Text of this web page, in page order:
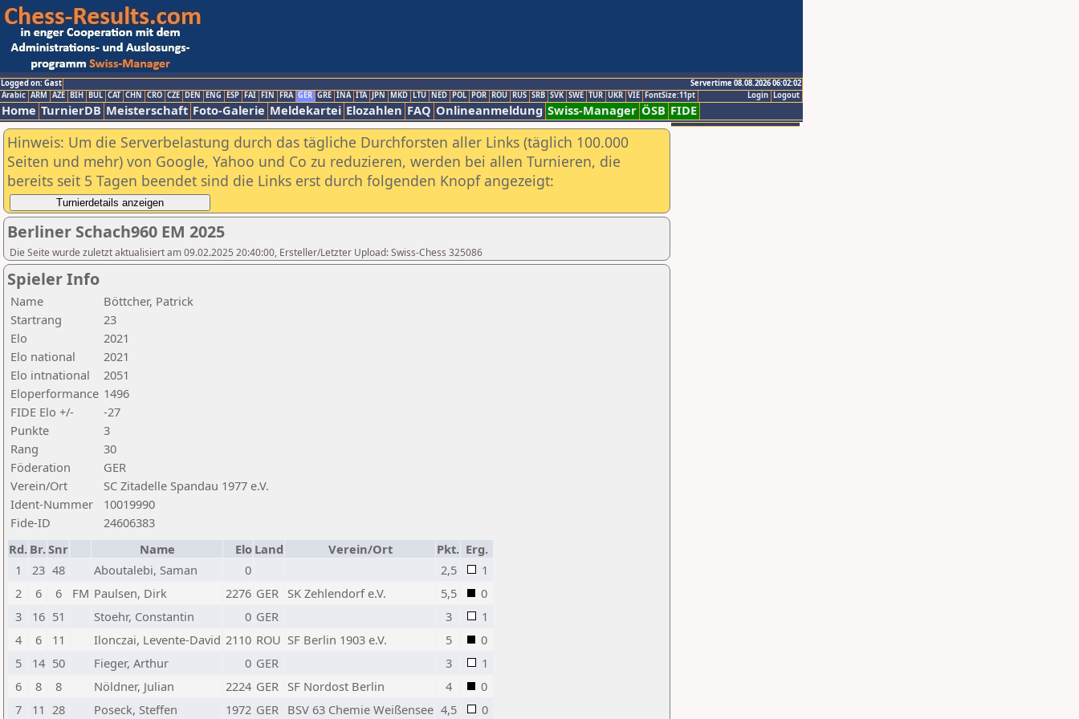
Logged on: Gast
Servertime 08.08.2026 06:02:02
Logout
Login
Arabic ARM AZE BIH BUL CAT CHN CRO CZE DEN ENG ESP FAI FIN FRA GER GRE INA ITA JPN MKD LTU NED POL POR ROU RUS SRB SVK SWE TUR UKR VIE FontSize:11pt
Home TurnierDB Meisterschaft Foto-Galerie Meldekartei Elozahlen FAQ Onlineanmeldung Swiss-Manager ÖSB FIDE
Hinweis: Um die Serverbelastung durch das tägliche Durchforsten aller Links (täglich 100.000
Seiten und mehr) von Google, Yahoo und Co zu reduzieren, werden bei allen Turnieren, die
bereits seit 5 Tagen beendet sind die Links erst durch folgenden Knopf angezeigt:
Berliner Schach960 EM 2025
Die Seite wurde zuletzt aktualisiert am 09.02.2025 20:40:00, Ersteller/Letzter Upload: Swiss-Chess 325086
Spieler Info
Name
Böttcher, Patrick
Startrang
23
Elo
2021
Elo national
2021
Elo intnational
2051
Eloperformance 1496
FIDE Elo +/-
-27
Punkte
3
Rang
30
Föderation
GER
Verein/Ort
SC Zitadelle Spandau 1977 e.V.
Ident-Nummer
10019990
Fide-ID
24606383
Rd. Br.Snr Name Elo Land Verein/Ort Pkt. Erg.
1
23 48 Aboutalebi, Saman 0 2,5
1
2
6 6 FM Paulsen, Dirk 2276 GER SK Zehlendorf e.V. 5,5
0
3
16 51 Stoehr, Constantin 0 GER 3
1
4
6 11 Ilonczai, Levente-David 2110 ROU SF Berlin 1903 e.V. 5
0
5
14 50 Fieger, Arthur 0 GER 3
1
6
8 8 Nöldner, Julian 2224 GER SF Nordost Berlin 4
0
7
11 28 Poseck, Steffen 1972 GER BSV 63 Chemie Weißensee 4,5 0